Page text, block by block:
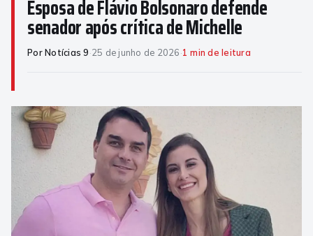
Esposa de Flávio Bolsonaro defende
senador após crítica de Michelle
Por Notícias 9·25 de junho de 2026·1 min de leitura